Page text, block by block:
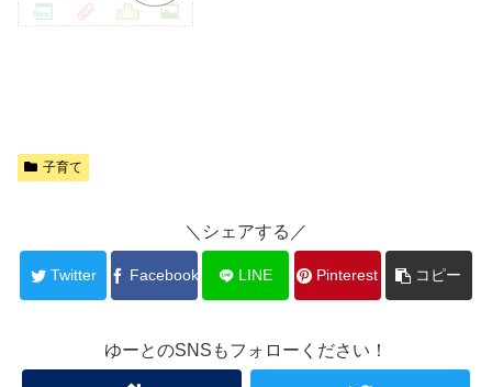
子育て
＼シェアする／
Twitter Facebook LINE Pinterest コピー
ゆーとのSNSもフォローください！